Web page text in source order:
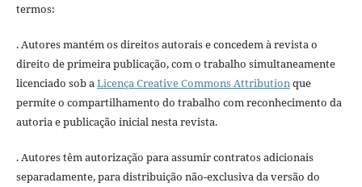
termos:
. Autores mantém os direitos autorais e concedem à revista o
direito de primeira publicação, com o trabalho simultaneamente
licenciado sob aLicença Creative Commons Attributionque
permite o compartilhamento do trabalho com reconhecimento da
autoria e publicação inicial nesta revista.
. Autores têm autorização para assumir contratos adicionais
separadamente, para distribuição não-exclusiva da versão do